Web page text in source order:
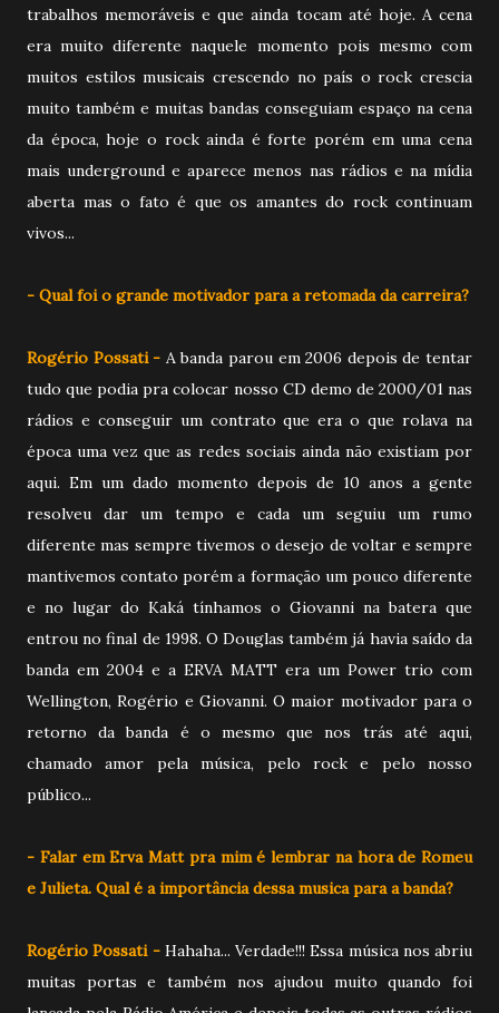
trabalhos memoráveis e que ainda tocam até hoje. A cena
era muito diferente naquele momento pois mesmo com
muitos estilos musicais crescendo no país o rock crescia
muito também e muitas bandas conseguiam espaço na cena
da época, hoje o rock ainda é forte porém em uma cena
mais underground e aparece menos nas rádios e na mídia
aberta mas o fato é que os amantes do rock continuam
vivos...
- Qual foi o grande motivador para a retomada da carreira?
Rogério Possati - A banda parou em 2006 depois de tentar
tudo que podia pra colocar nosso CD demo de 2000/01 nas
rádios e conseguir um contrato que era o que rolava na
época uma vez que as redes sociais ainda não existiam por
aqui. Em um dado momento depois de 10 anos a gente
resolveu dar um tempo e cada um seguiu um rumo
diferente mas sempre tivemos o desejo de voltar e sempre
mantivemos contato porém a formação um pouco diferente
e no lugar do Kaká tínhamos o Giovanni na batera que
entrou no final de 1998. O Douglas também já havia saído da
banda em 2004 e a ERVA MATT era um Power trio com
Wellington, Rogério e Giovanni. O maior motivador para o
retorno da banda é o mesmo que nos trás até aqui,
chamado amor pela música, pelo rock e pelo nosso
público...
- Falar em Erva Matt pra mim é lembrar na hora de Romeu
e Julieta. Qual é a importância dessa musica para a banda?
Rogério Possati - Hahaha... Verdade!!! Essa música nos abriu
muitas portas e também nos ajudou muito quando foi